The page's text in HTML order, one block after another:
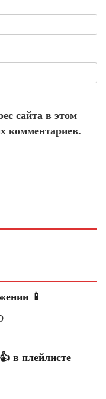
сайта в этом
комментариев.
📱
в плейлисте